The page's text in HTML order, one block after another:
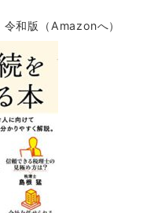
和版（Amazonへ）